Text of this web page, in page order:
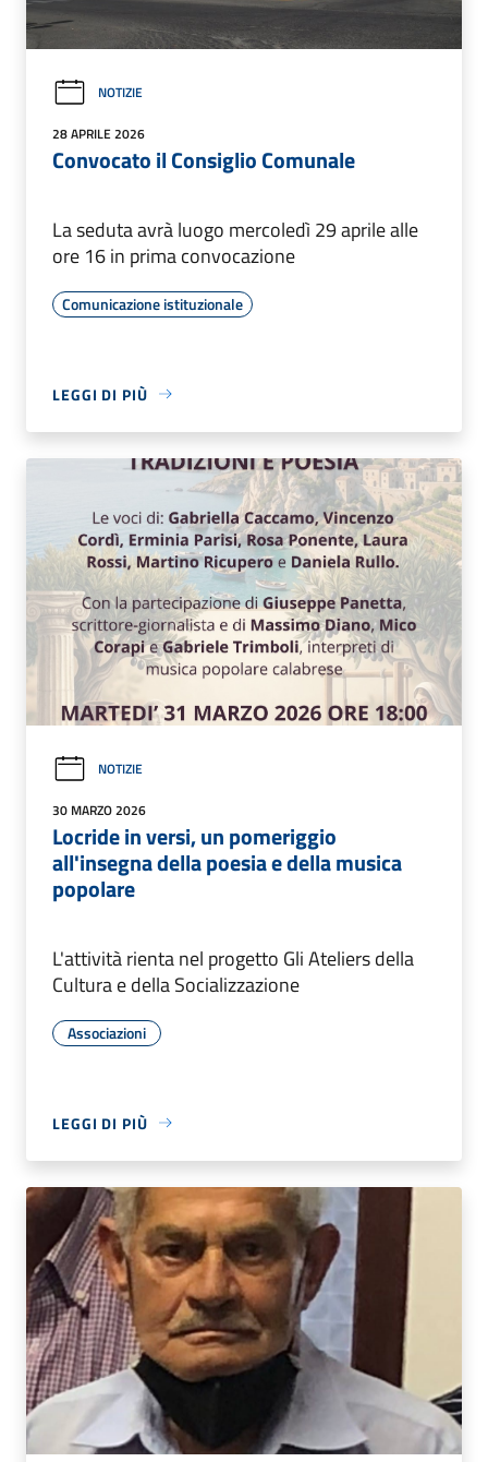
NOTIZIE
28 APRILE 2026
Convocato il Consiglio Comunale
La seduta avrà luogo mercoledì 29 aprile alle
ore 16 in prima convocazione
Comunicazione istituzionale
LEGGI DI PIÙ
NOTIZIE
30 MARZO 2026
Locride in versi, un pomeriggio
all'insegna della poesia e della musica
popolare
L'attività rienta nel progetto Gli Ateliers della
Cultura e della Socializzazione
Associazioni
LEGGI DI PIÙ